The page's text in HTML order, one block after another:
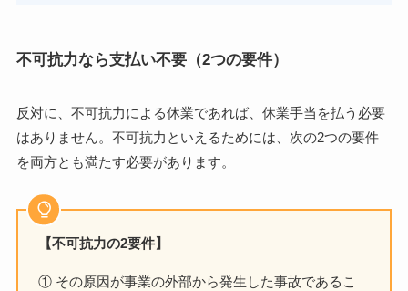
不可抗力なら支払い不要（2つの要件）
反対に、不可抗力による休業であれば、休業手当を払う必要
はありません。不可抗力といえるためには、次の2つの要件
を両方とも満たす必要があります。
【不可抗力の2要件】
① その原因が事業の外部から発生した事故であるこ